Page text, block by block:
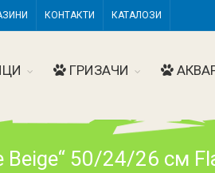
КОНТАКТИ КАТАЛОЗИ
ГРИЗАЧИ
Beige“ 50/24/26 см